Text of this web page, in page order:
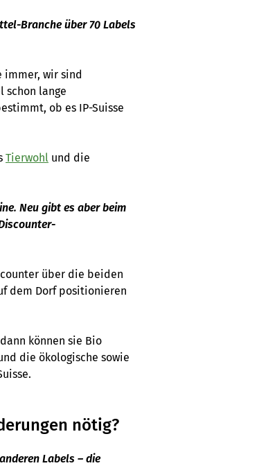
Branche über 70 Labels
immer, wir sind
schon lange
ob es IP-Suisse
Tierwohl und die
Neu gibt es aber beim
über die beiden
dem Dorf positionieren
können sie Bio
die ökologische sowie
nötig?
Labels – die